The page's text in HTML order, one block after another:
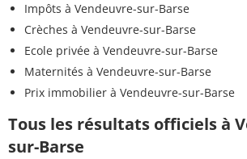
Impôts à Vendeuvre-sur-Barse
Crèches à Vendeuvre-sur-Barse
Ecole privée à Vendeuvre-sur-Barse
Maternités à Vendeuvre-sur-Barse
Prix immobilier à Vendeuvre-sur-Barse
Tous les résultats officiels à
sur-Barse